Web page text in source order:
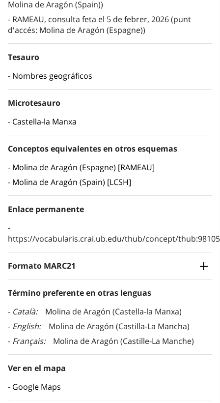
Molina de Aragón (Spain))
RAMEAU, consulta feta el 5 de febrer, 2026 (punt
d'accés: Molina de Aragón (Espagne))
Tesauro
Nombres geográficos
Microtesauro
Castella-la Manxa
Conceptos equivalentes en otros esquemas
Molina de Aragón (Espagne) [RAMEAU]
Molina de Aragón (Spain) [LCSH]
Enlace permanente
https://vocabularis.crai.ub.edu/thub/concept/
Formato MARC21
Término preferente en otras lenguas
Català
Molina de Aragón (Castella-la Manxa)
English
Molina de Aragón (Castilla-La Mancha)
Français
Molina de Aragón (Castille-La Manche)
Ver en el mapa
Google Maps